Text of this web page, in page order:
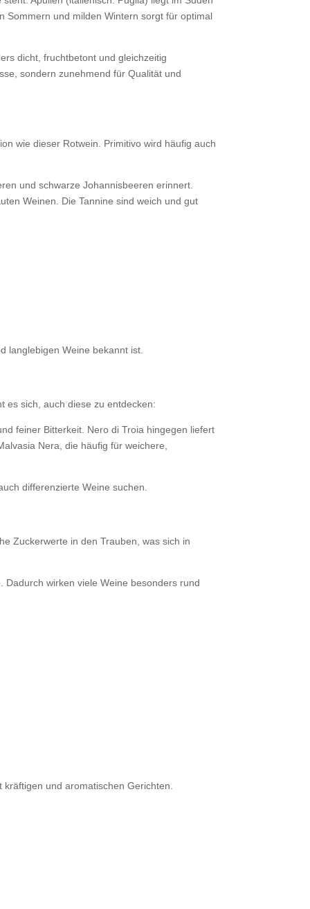
Sommern und milden Wintern sorgt für optimal
dicht, fruchtbetont und gleichzeitig
sondern zunehmend für Qualität und
wie dieser Rotwein. Primitivo wird häufig auch
und schwarze Johannisbeeren erinnert.
Weinen. Die Tannine sind weich und gut
langlebigen Weine bekannt ist.
es sich, auch diese zu entdecken:
feiner Bitterkeit. Nero di Troia hingegen liefert
Nera, die häufig für weichere,
differenzierte Weine suchen.
Zuckerwerte in den Trauben, was sich in
wirken viele Weine besonders rund
und aromatischen Gerichten.